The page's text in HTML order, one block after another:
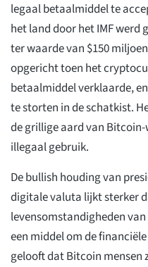
legaal betaalmiddel te
het land door het IMF
ter waarde van $150
opgericht toen het
betaalmiddel verklaarde,
te storten in de schatkist.
de grillige aard van
illegaal gebruik.
De bullish houding van
digitale valuta lijkt sterker
levensomstandigheden
een middel om de
gelooft dat Bitcoin mensen